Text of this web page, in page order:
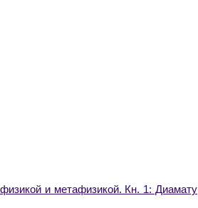
и метафизикой. Кн. 1: Диамату